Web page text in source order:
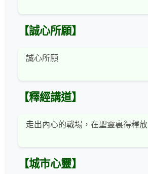
【誠心所願】
誠心所願
【釋經講道】
走出內心的戰場，在聖靈裏得釋放
【城市心靈】